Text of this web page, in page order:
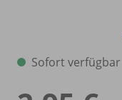
Sofort verfügbar